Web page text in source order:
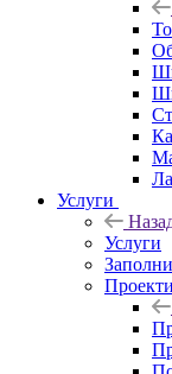
Услуги
Услуги